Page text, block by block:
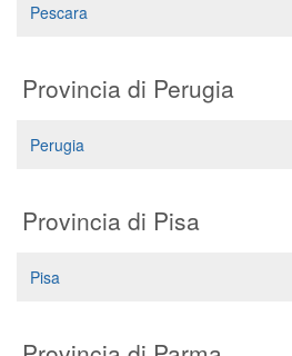
Pescara
Provincia di Perugia
Perugia
Provincia di Pisa
Pisa